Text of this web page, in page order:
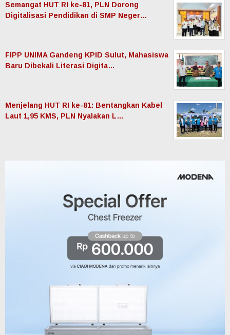
Semangat HUT RI ke-81, PLN Dorong
Digitalisasi Pendidikan di SMP Neger…
FIPP UNIMA Gandeng KPID Sulut, Mahasiswa
Baru Dibekali Literasi Digita…
Menjelang HUT RI ke-81: Bentangkan Kabel
Laut 1,95 KMS, PLN Nyalakan L…